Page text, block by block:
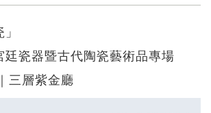
瓷器暨古代陶瓷藝術品專場
三層紫金廳